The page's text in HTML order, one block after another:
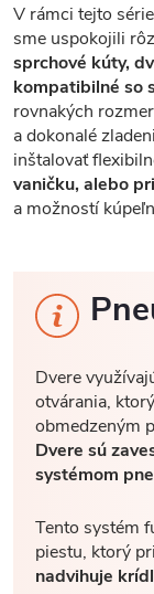
V rámci tejto
sme uspokojili
sprchové kúty,
kompatibilné so
rovnakých
a dokonalé
inštalovať
vaničku, alebo
a možností
Dvere
otvárania,
obmedzeným
Dvere sú
systémom
Tento systém
piestu, ktorý
nadvihuje